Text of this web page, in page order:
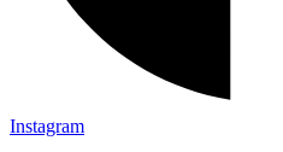
Instagram